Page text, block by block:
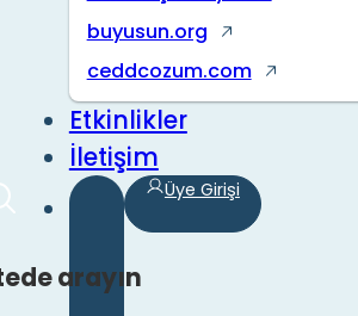
buyusun.org
ceddcozum.com
Etkinlikler
İletişim
arayın
Üye Girişi